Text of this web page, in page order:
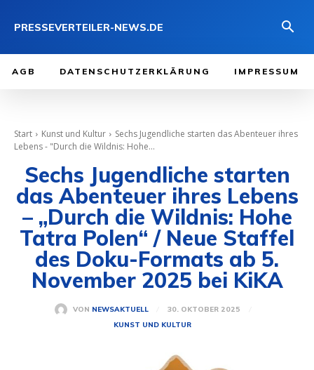
PRESSEVERTEILER-NEWS.DE
AGB DATENSCHUTZERKLÄRUNG IMPRESSUM
Start Kunst und Kultur
Sechs Jugendliche starten das Abenteuer ihres
Lebens - "Durch die Wildnis: Hohe...
Sechs Jugendliche starten
das Abenteuer ihres Lebens
– „Durch die Wildnis: Hohe
Tatra Polen“ / Neue Staffel
des Doku-Formats ab 5.
November 2025 bei KiKA
VON NEWSAKTUELL
30. OKTOBER 2025
KUNST UND KULTUR